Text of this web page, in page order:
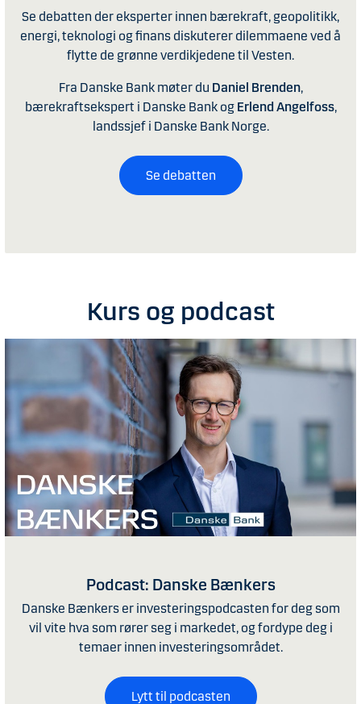
Se debatten der eksperter innen bærekraft, geopolitikk,
energi, teknologi og finans diskuterer dilemmaene ved å
flytte de grønne verdikjedene til Vesten.
Fra Danske Bank møter du Daniel Brenden,
bærekraftsekspert i Danske Bank og Erlend Angelfoss,
landssjef i Danske Bank Norge.
Se debatten
Kurs og podcast
Podcast: Danske Bænkers
Danske Bænkers er investeringspodcasten for deg som
vil vite hva som rører seg i markedet, og fordype deg i
temaer innen investeringsområdet.
Lytt til podcasten